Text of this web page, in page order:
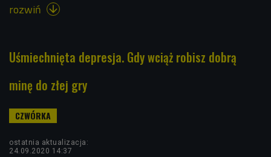
rozwiń 
Uśmiechnięta depresja. Gdy wciąż robisz dobrą
minę do złej gry
ostatnia aktualizacja:
24.09.2020 14:37